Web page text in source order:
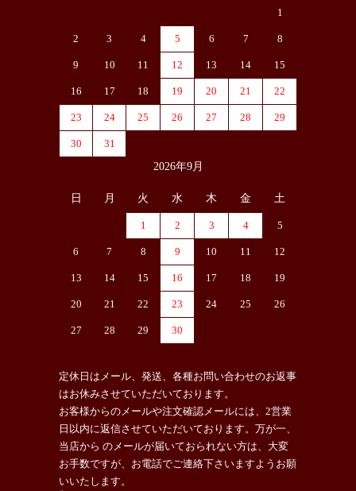
1
2 3 4 5 6 7 8
9 10 11 12 13 14 15
16 17 18 19 20 21 22
23 24 25 26 27 28 29
30
31
2026年9月
日 月 火 水 木 金 土
1 2 3 4 5
6 7 8 9 10 11 12
13 14 15 16 17 18 19
20 21 22 23 24 25 26
27 28 29 30
定休日はメール、発送、各種お問い合わせのお返事
はお休みさせていただいております。
お客様からのメールや注文確認メールには、2営業
日以内に返信させていただいております。万が一、
当店から のメールが届いておられない方は、大変
お手数ですが、お電話でご連絡下さいますようお願
いいたします。